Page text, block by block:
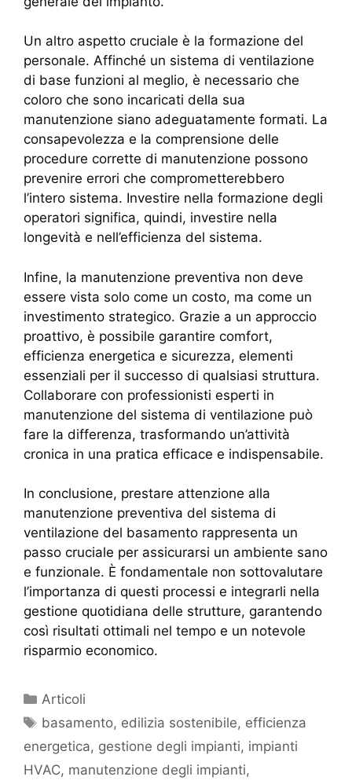
Un altro aspetto cruciale è la formazione del
personale. Affinché un sistema di ventilazione
di base funzioni al meglio, è necessario che
coloro che sono incaricati della sua
manutenzione siano adeguatamente formati. La
consapevolezza e la comprensione delle
procedure corrette di manutenzione possono
prevenire errori che comprometterebbero
l’intero sistema. Investire nella formazione degli
operatori significa, quindi, investire nella
longevità e nell’efficienza del sistema.
Infine, la manutenzione preventiva non deve
essere vista solo come un costo, ma come un
investimento strategico. Grazie a un approccio
proattivo, è possibile garantire comfort,
efficienza energetica e sicurezza, elementi
essenziali per il successo di qualsiasi struttura.
Collaborare con professionisti esperti in
manutenzione del sistema di ventilazione può
fare la differenza, trasformando un’attività
cronica in una pratica efficace e indispensabile.
In conclusione, prestare attenzione alla
manutenzione preventiva del sistema di
ventilazione del basamento rappresenta un
passo cruciale per assicurarsi un ambiente sano
e funzionale. È fondamentale non sottovalutare
l’importanza di questi processi e integrarli nella
gestione quotidiana delle strutture, garantendo
così risultati ottimali nel tempo e un notevole
risparmio economico.
Articoli
basamento, edilizia sostenibile, efficienza
energetica, gestione degli impianti, impianti
HVAC, manutenzione degli impianti,